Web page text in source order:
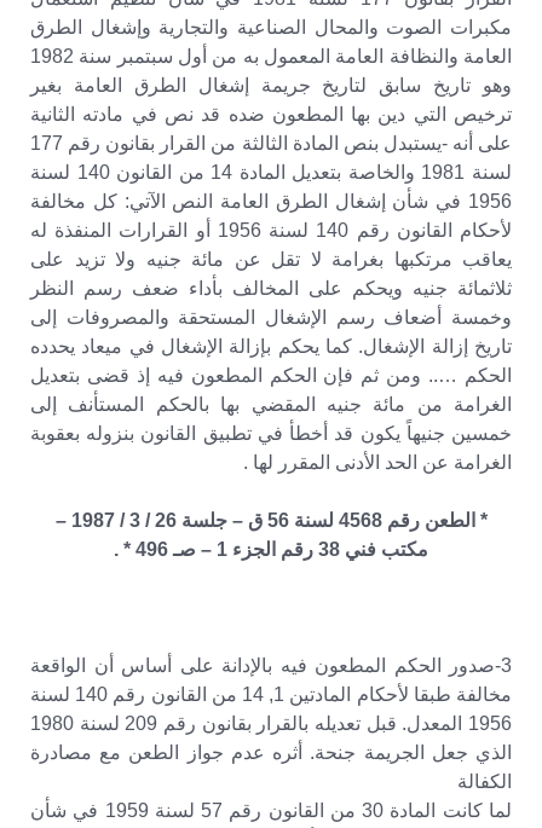
مكبرات الصوت والمحال الصناعية والتجارية وإشغال الطرق
العامة والنظافة العامة المعمول به من أول سبتمبر سنة 1982
وهو تاريخ سابق لتاريخ جريمة إشغال الطرق العامة بغير
ترخيص التي دين بها المطعون ضده قد نص في مادته الثانية
على أنه -يستبدل بنص المادة الثالثة من القرار بقانون رقم 177
لسنة 1981 والخاصة بتعديل المادة 14 من القانون 140 لسنة
1956 في شأن إشغال الطرق العامة النص الآتي: كل مخالفة
لأحكام القانون رقم 140 لسنة 1956 أو القرارات المنفذة له
يعاقب مرتكبها بغرامة لا تقل عن مائة جنيه ولا تزيد على
ثلاثمائة جنيه ويحكم على المخالف بأداء ضعف رسم النظر
وخمسة أضعاف رسم الإشغال المستحقة والمصروفات إلى
تاريخ إزالة الإشغال. كما يحكم بإزالة الإشغال في ميعاد يحدده
الحكم ….. ومن ثم فإن الحكم المطعون فيه إذ قضى بتعديل
الغرامة من مائة جنيه المقضي بها بالحكم المستأنف إلى
خمسين جنيهاً يكون قد أخطأ في تطبيق القانون بنزوله بعقوبة
الغرامة عن الحد الأدنى المقرر لها .
* الطعن رقم 4568 لسنة 56 ق – جلسة 26 / 3 / 1987 –
مكتب فني 38 رقم الجزء 1 – صـ 496 * .
3-صدور الحكم المطعون فيه بالإدانة على أساس أن الواقعة
مخالفة طبقا لأحكام المادتين 1, 14 من القانون رقم 140 لسنة
1956 المعدل. قبل تعديله بالقرار بقانون رقم 209 لسنة 1980
الذي جعل الجريمة جنحة. أثره عدم جواز الطعن مع مصادرة
الكفالة
لما كانت المادة 30 من القانون رقم 57 لسنة 1959 في شأن